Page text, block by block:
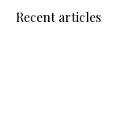
Recent articles